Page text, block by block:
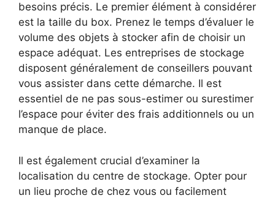
besoins précis. Le premier élément à considérer
est la taille du box. Prenez le temps d’évaluer le
volume des objets à stocker afin de choisir un
espace adéquat. Les entreprises de stockage
disposent généralement de conseillers pouvant
vous assister dans cette démarche. Il est
essentiel de ne pas sous-estimer ou surestimer
l’espace pour éviter des frais additionnels ou un
manque de place.
Il est également crucial d’examiner la
localisation du centre de stockage. Opter pour
un lieu proche de chez vous ou facilement